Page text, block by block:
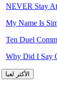
الأكثر لعبا